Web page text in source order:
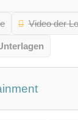
Video der